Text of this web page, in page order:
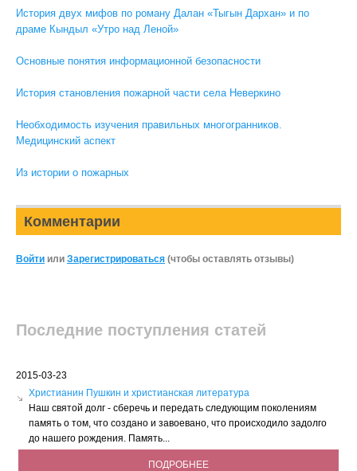
История двух мифов по роману Далан «Тыгын Дархан» и по
драме Кындыл «Утро над Леной»
Основные понятия информационной безопасности
История становления пожарной части села Неверкино
Необходимость изучения правильных многогранников.
Медицинский аспект
Из истории о пожарных
Комментарии
Войти или Зарегистрироваться (чтобы оставлять отзывы)
Последние поступления статей
2015-03-23
Христианин Пушкин и христианская литература
Наш святой долг - сберечь и передать следующим поколениям
память о том, что создано и завоевано, что происходило задолго
до нашего рождения. Память...
ПОДРОБНЕЕ